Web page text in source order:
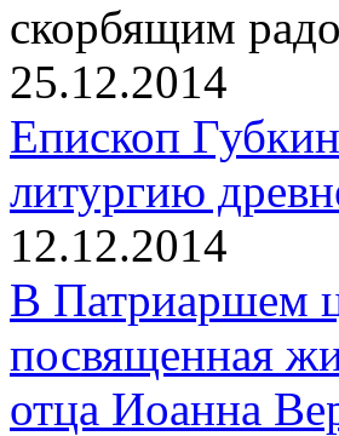
скорбящим
25.12.2014
Епископ
литургию
12.12.2014
В Патриаршем
посвященная
отца Иоанна